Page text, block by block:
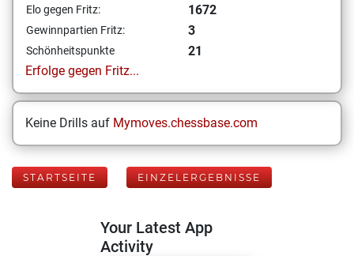
Elo gegen Fritz: 1672
Gewinnpartien Fritz: 3
Schönheitspunkte
21
Erfolge gegen Fritz...
Keine Drills auf Mymoves.chessbase.com
STARTSEITE EINZELERGEBNISSE
Your Latest App
Activity